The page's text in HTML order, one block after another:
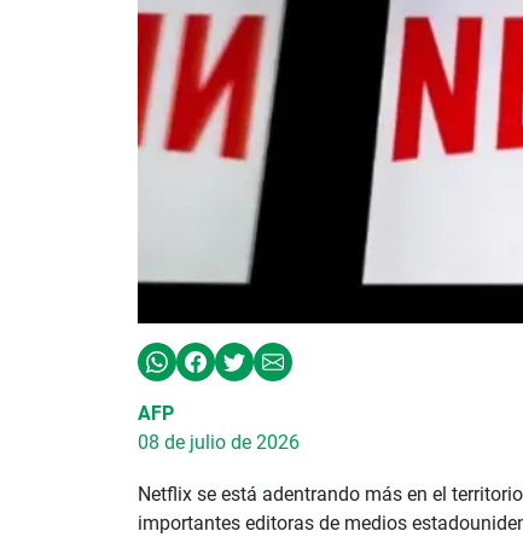
AFP
08 de julio de 2026
Netflix se está adentrando más en el
importantes editoras de medios